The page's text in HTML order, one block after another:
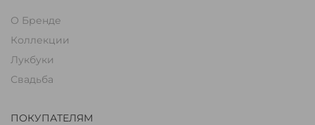
О Бренде
Коллекции
Лукбуки
Свадьба
ПОКУПАТЕЛЯМ